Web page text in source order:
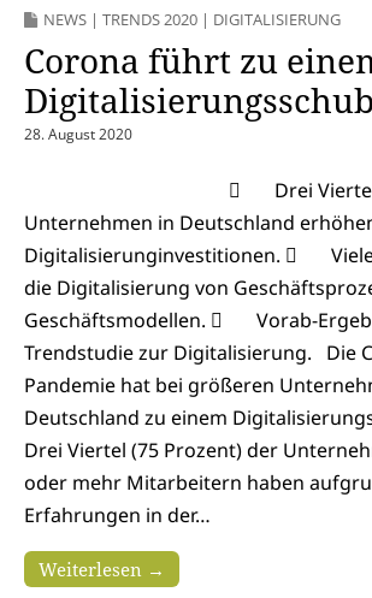
NEWS | TRENDS 2020 | DIGITALISIERUNG
Corona führt zu
Digitalisierungsschub
28. August 2020
 Drei Viertel
Unternehmen in Deutschland
Digitalisierunginvestitionen.  Viele
die Digitalisierung von
Geschäftsmodellen.  Vorab-
Trendstudie zur Digitalisierung. Die
Pandemie hat bei größeren
Deutschland zu einem
Drei Viertel (75 Prozent) der
oder mehr Mitarbeitern haben
Erfahrungen in der…
Weiterlesen →